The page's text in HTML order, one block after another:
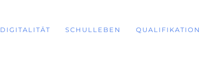
DIGITALITÄT SCHULLEBEN QUALIFIKATION